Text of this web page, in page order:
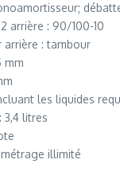
arrière : 90/100-10
arrière : tambour
mm
les liquides
3,4 litres
illimité